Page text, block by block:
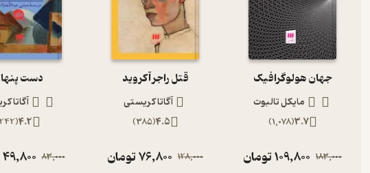
جهان هولوگرافیک
مایکل تالبوت
3.7
(
1,078
)
183,000
109,800تومان
قتل راجر آکروید
آگاتا کریستی
4.5
(
385
)
128,000
76,800تومان
دست
آگاتا
4.2
(
242
83,000
49,800